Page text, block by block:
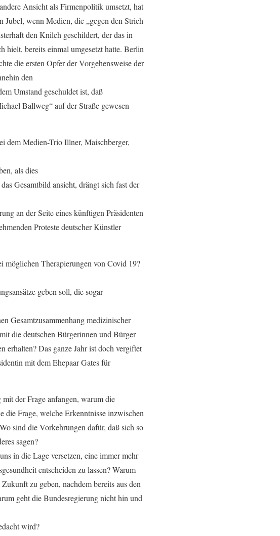
Ansicht als Firmenpolitik umsetzt, hat
wenn Medien, die „gegen den Strich
den Knilch geschildert, der das in
hielt, bereits einmal umgesetzt hatte. Berlin
die ersten Opfer der Vorgehensweise der
den
Umstand geschuldet ist, daß
Ballweg“ auf der Straße gewesen
dem Medien-Trio Illner, Maischberger,
als dies
Gesamtbild ansieht, drängt sich fast der
an der Seite eines künftigen Präsidenten
Proteste deutscher Künstler
möglichen Therapierungen von Covid 19?
geben soll, die sogar
Gesamtzusammenhang medizinischer
die deutschen Bürgerinnen und Bürger
erhalten? Das ganze Jahr ist doch vergiftet
mit dem Ehepaar Gates für
der Frage anfangen, warum die
die Frage, welche Erkenntnisse inzwischen
sind die Vorkehrungen dafür, daß sich so
sagen?
in die Lage versetzen, eine immer mehr
entscheiden zu lassen? Warum
zu geben, nachdem bereits aus den
geht die Bundesregierung nicht hin und
wird?